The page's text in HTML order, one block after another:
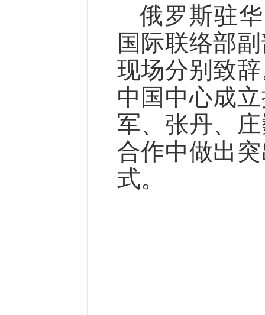
俄罗斯驻
国际联络部
现场分别致
中国中心成
军、张丹、
合作中做出
式。